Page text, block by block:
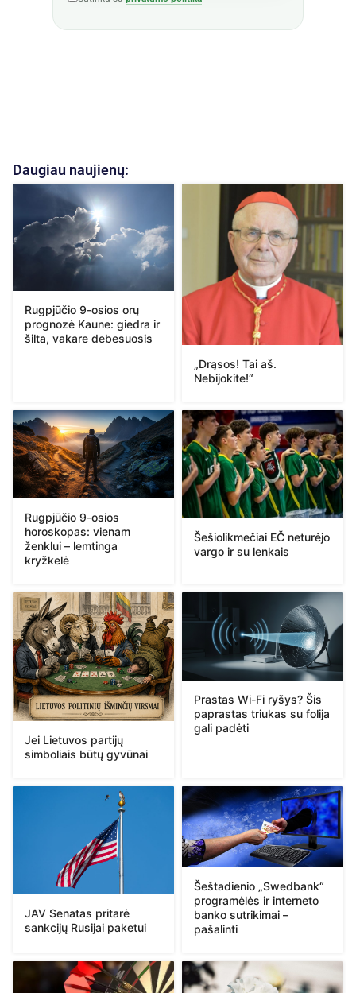
Daugiau naujienų:
Rugpjūčio 9-osios orų
prognozė Kaune: giedra ir
šilta, vakare debesuosis
„Drąsos! Tai aš.
Nebijokite!“
Rugpjūčio 9-osios
horoskopas: vienam
ženklui – lemtinga
kryžkelė
Šešiolikmečiai EČ neturėjo
vargo ir su lenkais
Jei Lietuvos partijų
simboliais būtų gyvūnai
Prastas Wi-Fi ryšys? Šis
paprastas triukas su folija
gali padėti
JAV Senatas pritarė
sankcijų Rusijai paketui
Šeštadienio „Swedbank“
programėlės ir interneto
banko sutrikimai –
pašalinti